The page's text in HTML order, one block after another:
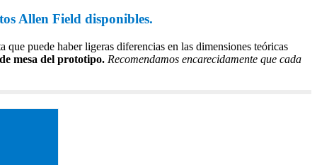
Allen Field disponibles.
puede haber ligeras diferencias en las dimensiones teóricas
mesa del prototipo. Recomendamos encarecidamente que cada